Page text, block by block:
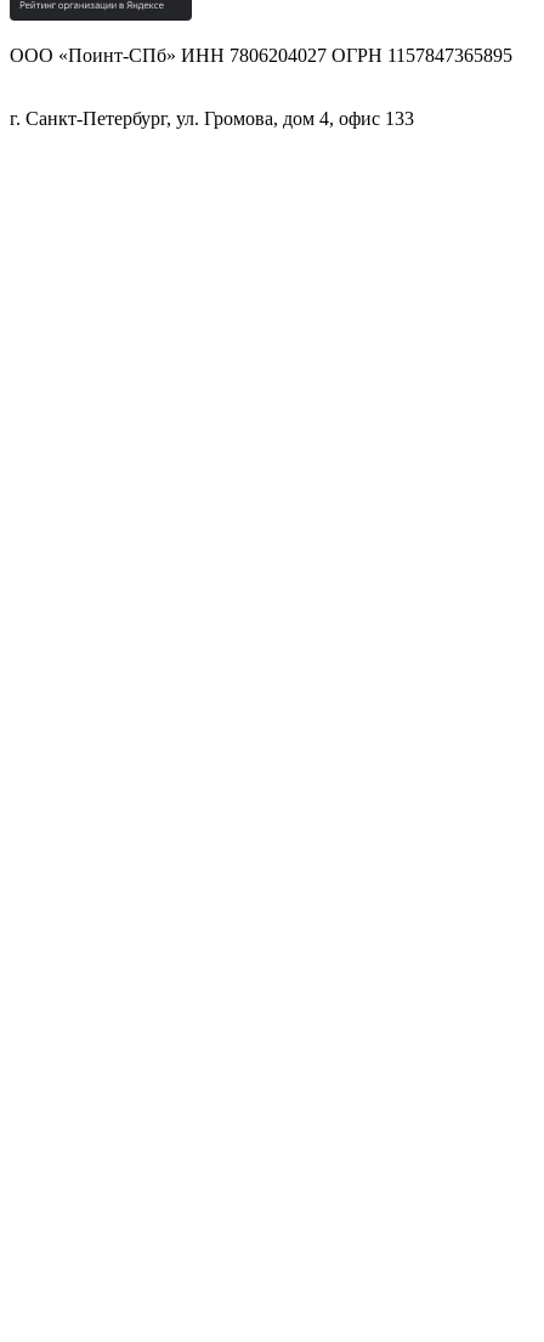
ООО «Поинт-СПб» ИНН 7806204027 ОГРН 1157847365895
г. Санкт-Петербург, ул. Громова, дом 4, офис 133